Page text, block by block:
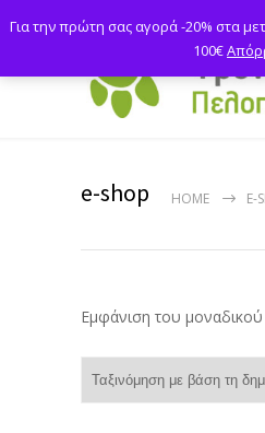
e-shop HOME E-
Εμφάνιση του
Για την πρώτη σας αγορά -20% στα
100€